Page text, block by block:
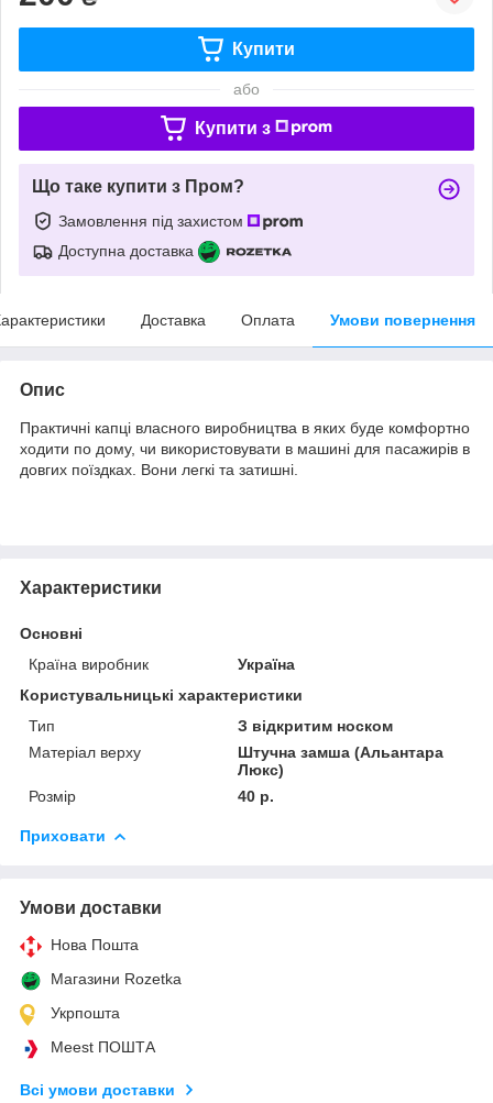
Купити
або
Купити з
Що таке купити з Пром?
Замовлення під захистом
Доступна доставка
Доставка Оплата Умови повернення
Опис
Практичні капці власного виробництва в яких буде комфортно
ходити по дому, чи використовувати в машині для пасажирів в
довгих поїздках. Вони легкі та затишні.
Характеристики
Основні
Країна виробник
Україна
Користувальницькі характеристики
Тип
З відкритим носком
Матеріал верху
Штучна замша (Альантара
Люкс)
Розмір
40 р.
Приховати
Умови доставки
Нова Пошта
Магазини Rozetka
Укрпошта
Meest ПОШТА
Всі умови доставки